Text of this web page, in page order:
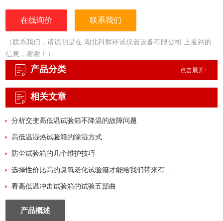
在线询价 联系我们
（联系我们，请说明是在 湖北科辉环试仪器设备有限公司 上看到的
信息，谢谢！）
产品分类 点击展开+
相关文章
分析交变高低温试验箱不降温的故障问题
高低温湿热试验箱的除湿方式
防尘试验箱的几个维护技巧
选择性价比高的臭氧老化试验箱才能给我们带来有效的帮助
看高低温冲击试验箱的试验五部曲
产品概述